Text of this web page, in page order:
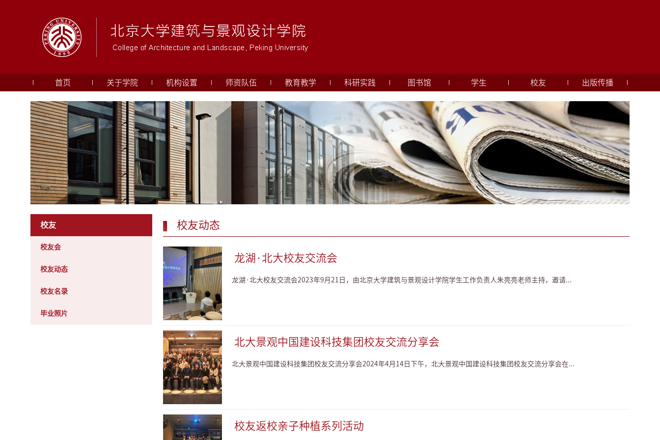
首页 关于学院 机构设置 师资队伍 教育教学 科研实践 图书馆 学生 校友 出版传播
校友
校友会
校友动态
校友名录
毕业照片
校友动态
龙湖·北大校友交流会
龙湖·北大校友交流会2023年9月21日，由北京大学建筑与景观设计学院学生工作负责人朱亮亮老师主持，邀请...
北大景观中国建设科技集团校友交流分享会
北大景观中国建设科技集团校友交流分享会2024年4月14日下午，北大景观中国建设科技集团校友交流分享会在...
校友返校亲子种植系列活动